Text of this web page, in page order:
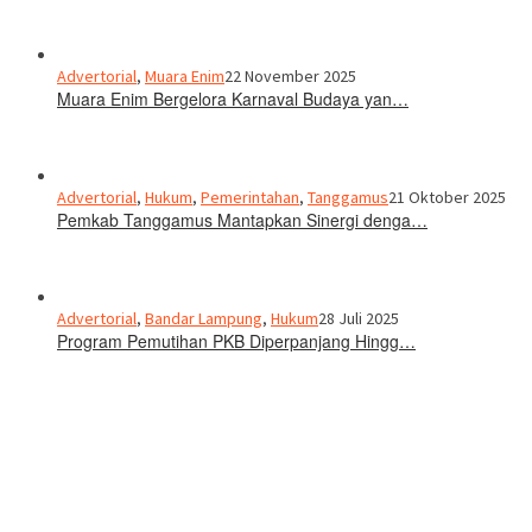
Advertorial, Muara Enim22 November 2025
Muara Enim Bergelora Karnaval Budaya yan…
Advertorial, Hukum, Pemerintahan, Tanggamus21 Oktober 2025
Pemkab Tanggamus Mantapkan Sinergi denga…
Advertorial, Bandar Lampung, Hukum28 Juli 2025
Program Pemutihan PKB Diperpanjang Hingg…